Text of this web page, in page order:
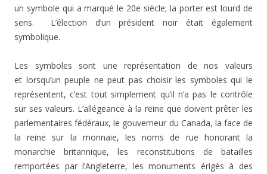
un symbole qui a marqué le 20e siècle; la porter est lourd de
sens. L’élection d’un président noir était également
symbolique.
Les symboles sont une représentation de nos valeurs
et lorsqu’un peuple ne peut pas choisir les symboles qui le
représentent, c’est tout simplement qu’il n’a pas le contrôle
sur ses valeurs. L’allégeance à la reine que doivent prêter les
parlementaires fédéraux, le gouverneur du Canada, la face de
la reine sur la monnaie, les noms de rue honorant la
monarchie britannique, les reconstitutions de batailles
remportées par l’Angleterre, les monuments érigés à des